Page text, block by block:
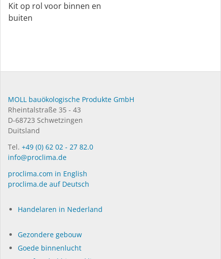
Kit op rol voor binnen en
buiten
MOLL bauökologische Produkte GmbH
Rheintalstraße 35 - 43
D-68723 Schwetzingen
Duitsland
Tel. +49 (0) 62 02 - 27 82.0
info@proclima.de
proclima.com in English
proclima.de auf Deutsch
Handelaren in Nederland
Gezondere gebouw
Goede binnenlucht